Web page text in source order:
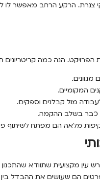
צנרת. הרקע הרחב מאפשר לו
הנה כמה קריטריונים
מגוונים.
המקומיים.
מול קבלנים וספקים.
כבר בשלב ההקמה.
מלאה הם מפתח לשיתוף
עין מקצועית שתוודא
הם שעושים את ההבדל בין